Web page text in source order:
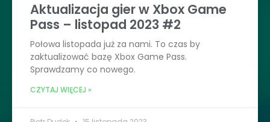
Aktualizacja gier w Xbox Game
Pass – listopad 2023 #2
Połowa listopada już za nami. To czas by
zaktualizować bazę Xbox Game Pass.
Sprawdzamy co nowego.
CZYTAJ WIĘCEJ »